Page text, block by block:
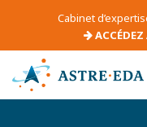
Cabinet